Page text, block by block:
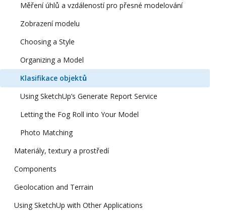
Měření úhlů a vzdáleností pro přesné modelování
Zobrazení modelu
Choosing a Style
Organizing a Model
Klasifikace objektů
Using SketchUp’s Generate Report Service
Letting the Fog Roll into Your Model
Photo Matching
Materiály, textury a prostředí
Components
Geolocation and Terrain
Using SketchUp with Other Applications